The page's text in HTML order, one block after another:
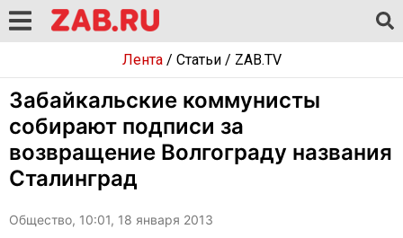
Лента/ Статьи/ ZAB.TV
Забайкальские коммунисты
собирают подписи за
возвращение Волгограду названия
Сталинград
Общество, 10:01, 18 января 2013